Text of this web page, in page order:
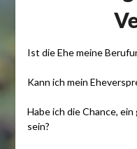
Ist die Ehe meine
Kann ich mein
Habe ich die Chance,
sein?